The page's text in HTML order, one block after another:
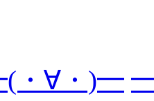
∀・)━